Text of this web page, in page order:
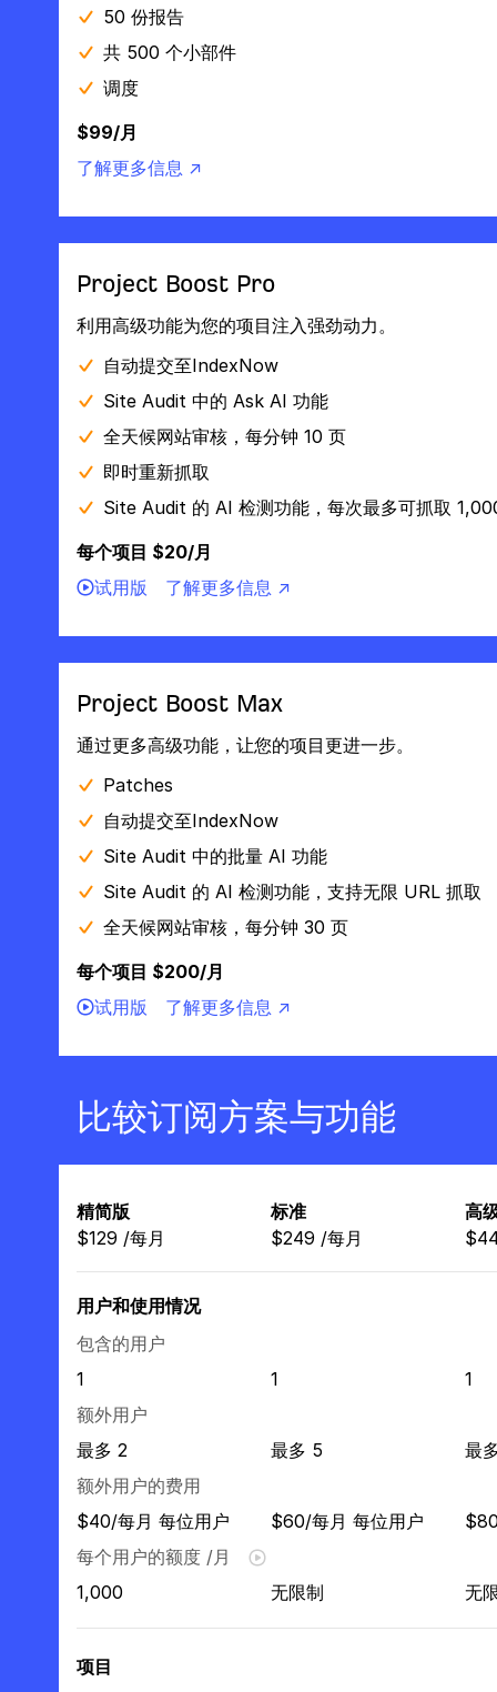
50 份报告
共 500 个小部件
调度
$99/月
了解更多信息 ↗
Project Boost Pro
利用高级功能为您的项目注入强劲动力。
自动提交至IndexNow
Site Audit 中的 Ask AI 功能
全天候网站审核，每分钟 10 页
即时重新抓取
Site Audit 的 AI 检测功能，每次最多可抓取
每个项目 $20/月
试用版
了解更多信息 ↗
Project Boost Max
通过更多高级功能，让您的项目更进一步。
Patches
自动提交至IndexNow
Site Audit 中的批量 AI 功能
Site Audit 的 AI 检测功能，支持无限 URL 抓取
全天候网站审核，每分钟 30 页
每个项目 $200/月
试用版
了解更多信息 ↗
比较订阅方案与功能
精简版
$129 /每月
标准
$249 /每月
高
$
用户和使用情况
包含的用户
1
1
1
额外用户
最多 2
最多 5
最
额外用户的费用
$40/每月 每位用户
$60/每月 每位用户
每个用户的额度 /月
1,000
无限制 无
项目